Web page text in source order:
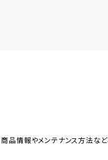
商品情報やメンテナンス方法な